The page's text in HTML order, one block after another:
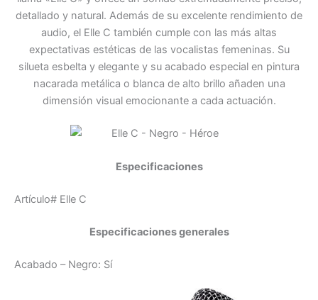
detallado y natural. Además de su excelente rendimiento de
audio, el Elle C también cumple con las más altas
expectativas estéticas de las vocalistas femeninas. Su
silueta esbelta y elegante y su acabado especial en pintura
nacarada metálica o blanca de alto brillo añaden una
dimensión visual emocionante a cada actuación.
Especificaciones
Artículo# Elle C
Especificaciones generales
Acabado – Negro: Sí